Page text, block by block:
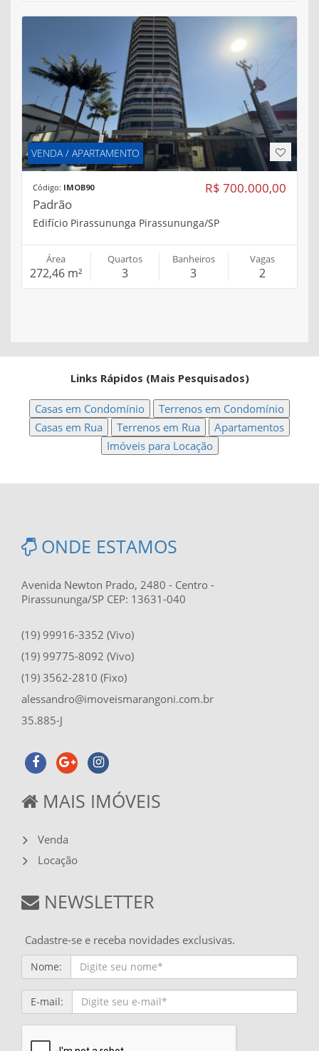
VENDA / APARTAMENTO
R$ 700.000,00
Código: IMOB90
Padrão
Edifício Pirassununga Pirassununga/SP
Área
272,46 m²
Quartos
3
Banheiros
3
Vagas
2
Links Rápidos (Mais Pesquisados)
Casas em Condomínio
Terrenos em Condomínio
Casas em Rua
Terrenos em Rua
Apartamentos
Imóveis para Locação
ONDE ESTAMOS
Avenida Newton Prado, 2480 - Centro -
Pirassununga/SP CEP: 13631-040
(19) 99916-3352 (Vivo)
(19) 99775-8092 (Vivo)
(19) 3562-2810 (Fixo)
alessandro@imoveismarangoni.com.br
35.885-J
MAIS IMÓVEIS
Venda
Locação
NEWSLETTER
Cadastre-se e receba novidades exclusivas.
Nome:
E-mail: